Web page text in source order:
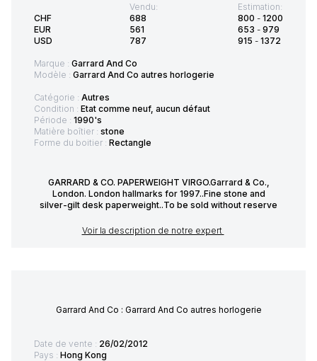
CHF
EUR
USD
Vendu:
688
561
787
Estimation:
800 - 1200
653 - 979
915 - 1372
Marque : Garrard And Co
Modèle : Garrard And Co autres horlogerie
Catégorie : Autres
Condition : Etat comme neuf, aucun défaut
Période : 1990's
Matière boîtier : stone
Forme du boitier : Rectangle
GARRARD & CO. PAPERWEIGHT VIRGO.Garrard & Co.,
London. London hallmarks for 1997..Fine stone and
silver-gilt desk paperweight..To be sold without reserve
Voir la description de notre expert
Garrard And Co : Garrard And Co autres horlogerie
Date de vente : 26/02/2012
Pays : Hong Kong